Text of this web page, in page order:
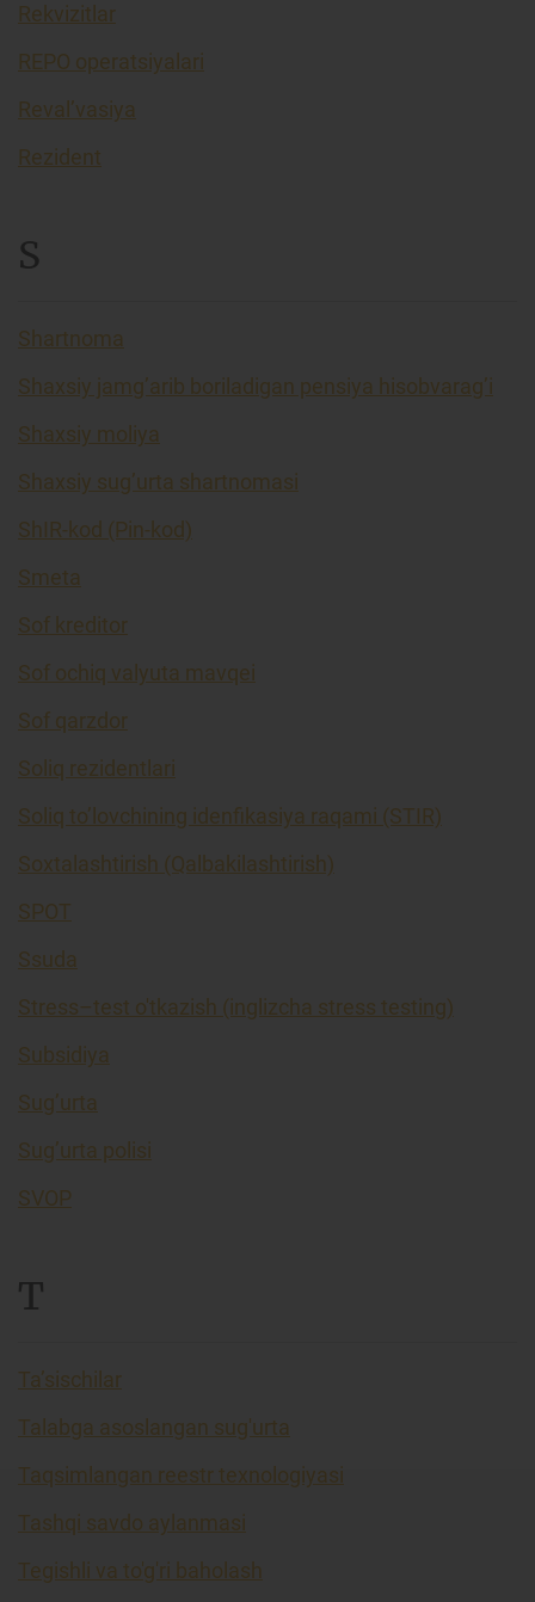
Rekvizitlar
REPO operatsiyalari
Reval’vasiya
Rezident
S
Shartnoma
Shaxsiy jamg’arib boriladigan pensiya hisobvarag’i
Shaxsiy moliya
Shaxsiy sug’urta shartnomasi
ShIR-kod (Pin-kod)
Smeta
Sof kreditor
Sof ochiq valyuta mavqei
Sof qarzdor
Soliq rezidentlari
Soliq to’lovchining idenfikasiya raqami (STIR)
Soxtalashtirish (Qalbakilashtirish)
SPOT
Ssuda
Stress–test o'tkazish (inglizcha stress testing)
Subsidiya
Sug’urta
Sug’urta polisi
SVOP
T
Ta’sischilar
Talabga asoslangan sug'urta
Taqsimlangan reestr texnologiyasi
Tashqi savdo aylanmasi
Tegishli va to'g'ri baholash